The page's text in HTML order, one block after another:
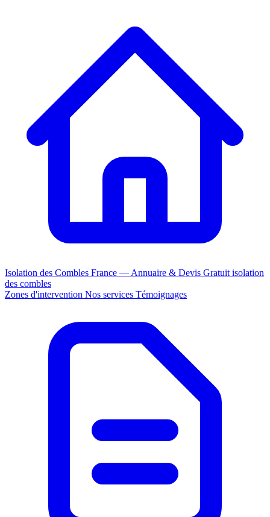
Isolation des Combles France — Annuaire & Devis Gratuit isolation
des combles
Zones d'intervention Nos services Témoignages